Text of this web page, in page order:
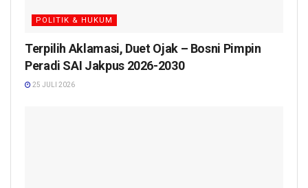
POLITIK & HUKUM
Terpilih Aklamasi, Duet Ojak – Bosni Pimpin
Peradi SAI Jakpus 2026-2030
25 JULI 2026